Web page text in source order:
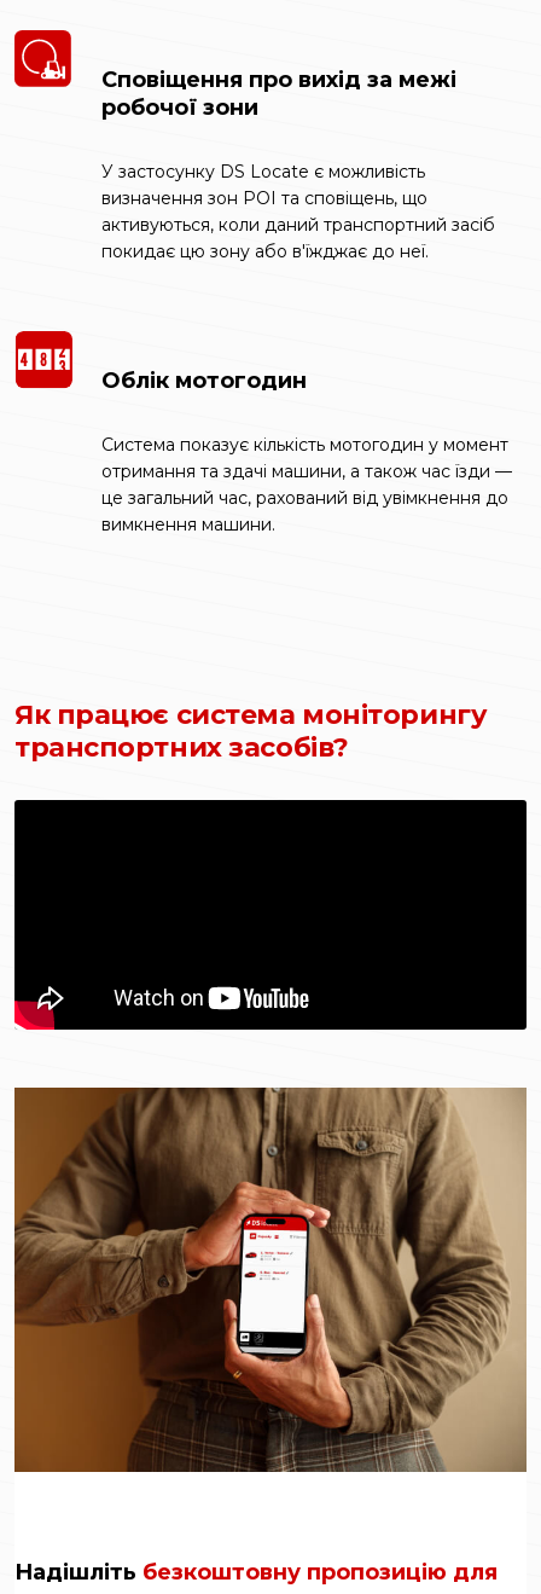
Сповіщення про вихід за межі
робочої зони
У застосунку DS Locate є можливість
визначення зон POI та сповіщень, що
активуються, коли даний транспортний засіб
покидає цю зону або в'їжджає до неї.
Облік мотогодин
Система показує кількість мотогодин у момент
отримання та здачі машини, а також час їзди —
це загальний час, рахований від увімкнення до
вимкнення машини.
Як працює система моніторингу
транспортних засобів?
Надішліть безкоштовну пропозицію для